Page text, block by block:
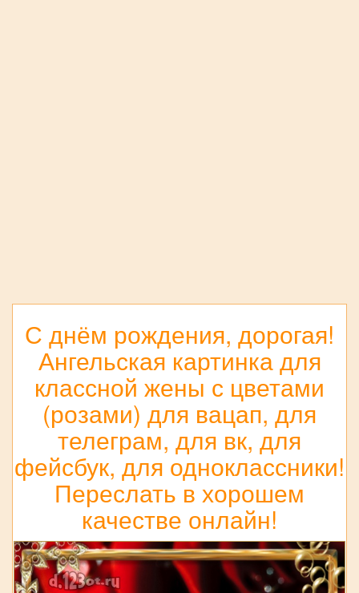
С днём рождения, дорогая!
Ангельская картинка для
классной жены с цветами
(розами) для вацап, для
телеграм, для вк, для
фейсбук, для одноклассники!
Переслать в хорошем
качестве онлайн!